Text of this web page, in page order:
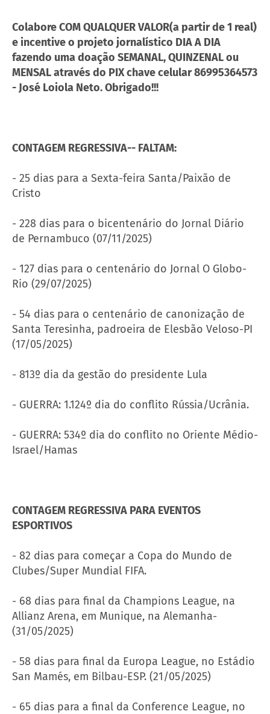
Colabore COM QUALQUER VALOR(a partir de 1 real)
e incentive o projeto jornalístico DIA A DIA
fazendo uma doação SEMANAL, QUINZENAL ou
MENSAL através do PIX chave celular 86995364573
- José Loiola Neto. Obrigado!!!
CONTAGEM REGRESSIVA-- FALTAM:
- 25 dias para a Sexta-feira Santa/Paixão de
Cristo
- 228 dias para o bicentenário do Jornal Diário
de Pernambuco (07/11/2025)
- 127 dias para o centenário do Jornal O Globo-
Rio (29/07/2025)
- 54 dias para o centenário de canonização de
Santa Teresinha, padroeira de Elesbão Veloso-PI
(17/05/2025)
- 813º dia da gestão do presidente Lula
- GUERRA: 1.124º dia do conflito Rússia/Ucrânia.
- GUERRA: 534º dia do conflito no Oriente Médio-
Israel/Hamas
CONTAGEM REGRESSIVA PARA EVENTOS
ESPORTIVOS
- 82 dias para começar a Copa do Mundo de
Clubes/Super Mundial FIFA.
- 68 dias para final da Champions League, na
Allianz Arena, em Munique, na Alemanha-
(31/05/2025)
- 58 dias para final da Europa League, no Estádio
San Mamés, em Bilbau-ESP. (21/05/2025)
- 65 dias para a final da Conference League, no